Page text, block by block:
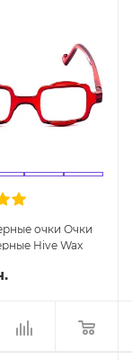
очки Очки
Hive Wax